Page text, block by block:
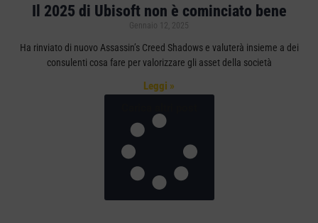
Il 2025 di Ubisoft non è cominciato bene
Gennaio 12, 2025
Ha rinviato di nuovo Assassin’s Creed Shadows e valuterà insieme a dei
consulenti cosa fare per valorizzare gli asset della società
Leggi »